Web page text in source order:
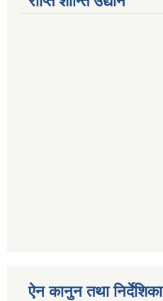
ऐन कानुन तथा निर्देशिका